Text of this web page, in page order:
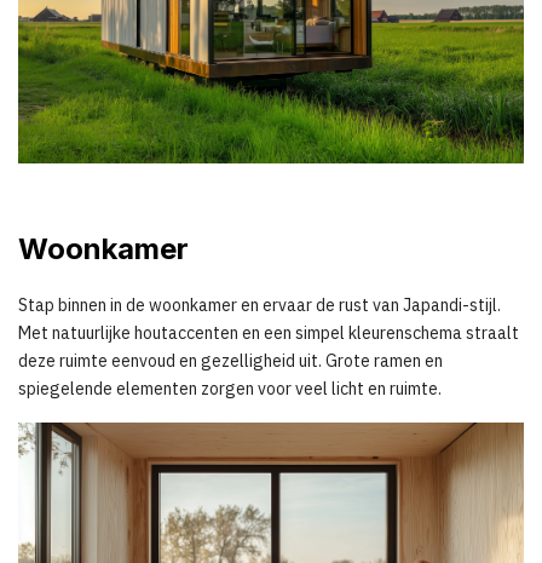
Woonkamer
Stap binnen in de woonkamer en ervaar de rust van Japandi-stijl.
Met natuurlijke houtaccenten en een simpel kleurenschema straalt
deze ruimte eenvoud en gezelligheid uit. Grote ramen en
spiegelende elementen zorgen voor veel licht en ruimte.